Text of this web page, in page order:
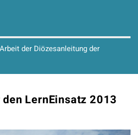
der Diözesanleitung der
LernEinsatz 2013